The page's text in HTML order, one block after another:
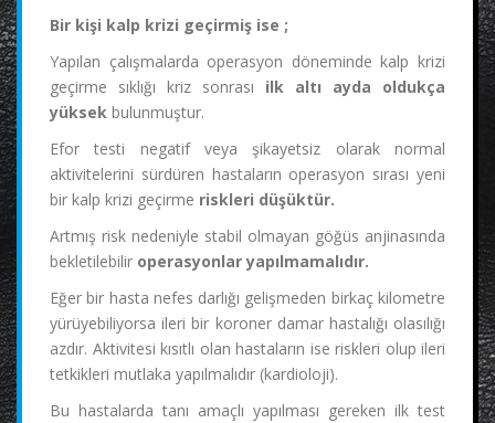
Bir kişi kalp krizi geçirmiş ise ;
Yapılan çalışmalarda operasyon döneminde kalp krizi
geçirme sıklığı kriz sonrası ilk altı ayda oldukça
yüksek bulunmuştur.
Efor testi negatif veya şikayetsiz olarak normal
aktivitelerini sürdüren hastaların operasyon sırası yeni
bir kalp krizi geçirme riskleri düşüktür.
Artmış risk nedeniyle stabil olmayan göğüs anjinasında
bekletilebilir operasyonlar yapılmamalıdır.
Eğer bir hasta nefes darlığı gelişmeden birkaç kilometre
yürüyebiliyorsa ileri bir koroner damar hastalığı olasılığı
azdır. Aktivitesi kısıtlı olan hastaların ise riskleri olup ileri
tetkikleri mutlaka yapılmalıdır (kardioloji).
Bu hastalarda tanı amaçlı yapılması gereken ilk test